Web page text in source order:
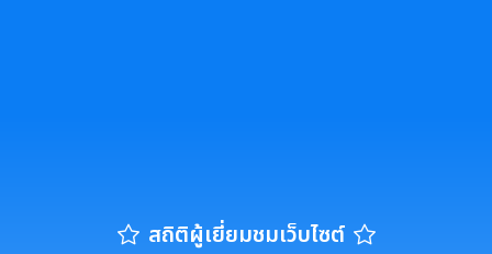
สถิติผู้เยี่ยมชมเว็บไซต์